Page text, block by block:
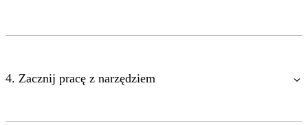
4. Zacznij pracę z narzędziem